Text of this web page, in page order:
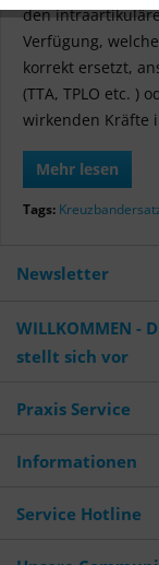
den
Verfügung,
korrekt ersetzt,
(TTA, TPLO etc. )
wirkenden Kräfte
Mehr lesen
Tags:
Newsletter
WILLKOMMEN -
stellt sich vor
Praxis Service
Informationen
Service Hotline